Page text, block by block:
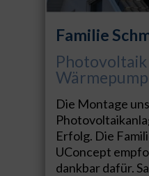
Familie
Photovoltaik
Die Montage
Erfolg. Die
UConcept
dankbar dafür.